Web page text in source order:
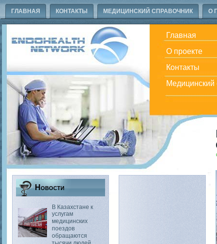
ГЛАВНАЯ КОНТАКТЫ МЕДИЦИНСКИЙ СПРАВОЧНИК О
Главная
О проекте
Контакты
Медицинский
Новости
В Казахстане к
услугам
медицинских
поездов
обращаются